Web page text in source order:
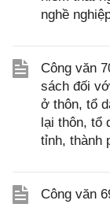
nghề
Công văn
sách đối
ở thôn, tổ
lại thôn, tổ
tỉnh, thành
Công văn